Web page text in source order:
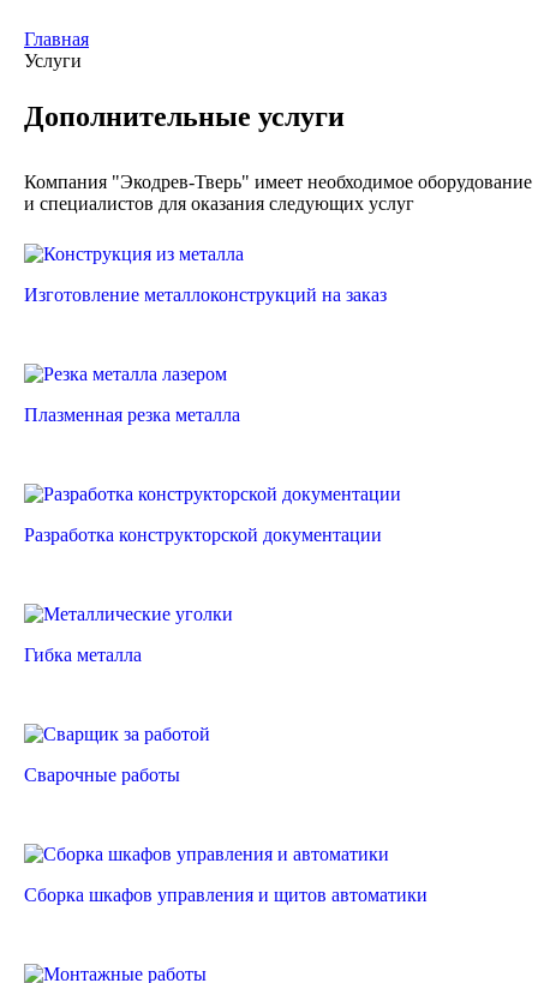
Главная
Услуги
Дополнительные услуги
Компания "Экодрев-Тверь" имеет необходимое оборудование
и специалистов для оказания следующих услуг
Изготовление металлоконструкций на заказ
Плазменная резка металла
Разработка конструкторской документации
Гибка металла
Сварочные работы
Сборка шкафов управления и щитов автоматики